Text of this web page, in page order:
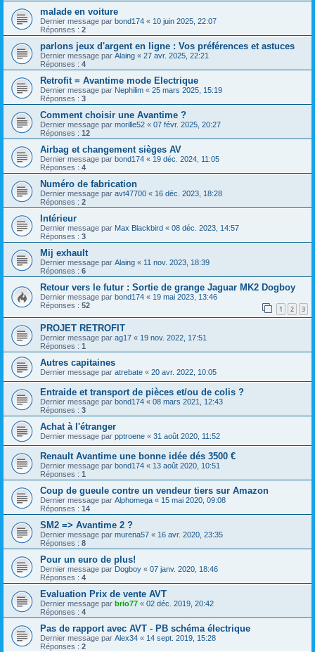
malade en voiture
Dernier message par bond174 « 10 juin 2025, 22:07
Réponses : 2
parlons jeux d'argent en ligne : Vos préférences et astuces
Dernier message par Alaing « 27 avr. 2025, 22:21
Réponses : 4
Retrofit = Avantime mode Electrique
Dernier message par Nephilim « 25 mars 2025, 15:19
Réponses : 3
Comment choisir une Avantime ?
Dernier message par morille52 « 07 févr. 2025, 20:27
Réponses : 12
Airbag et changement sièges AV
Dernier message par bond174 « 19 déc. 2024, 11:05
Réponses : 4
Numéro de fabrication
Dernier message par avt47700 « 16 déc. 2023, 18:28
Réponses : 2
Intérieur
Dernier message par Max Blackbird « 08 déc. 2023, 14:57
Réponses : 3
Mij exhault
Dernier message par Alaing « 11 nov. 2023, 18:39
Réponses : 6
Retour vers le futur : Sortie de grange Jaguar MK2 Dogboy
Dernier message par bond174 « 19 mai 2023, 13:46
Réponses : 52 1 2 3
PROJET RETROFIT
Dernier message par ag17 « 19 nov. 2022, 17:51
Réponses : 1
Autres capitaines
Dernier message par atrebate « 20 avr. 2022, 10:05
Entraide et transport de pièces et/ou de colis ?
Dernier message par bond174 « 08 mars 2021, 12:43
Réponses : 3
Achat à l'étranger
Dernier message par pptroene « 31 août 2020, 11:52
Renault Avantime une bonne idée dés 3500 €
Dernier message par bond174 « 13 août 2020, 10:51
Réponses : 1
Coup de gueule contre un vendeur tiers sur Amazon
Dernier message par Alphomega « 15 mai 2020, 09:08
Réponses : 14
SM2 => Avantime 2 ?
Dernier message par murena57 « 16 avr. 2020, 23:35
Réponses : 8
Pour un euro de plus!
Dernier message par Dogboy « 07 janv. 2020, 18:46
Réponses : 4
Evaluation Prix de vente AVT
Dernier message par brio77 « 02 déc. 2019, 20:42
Réponses : 4
Pas de rapport avec AVT - PB schéma électrique
Dernier message par Alex34 « 14 sept. 2019, 15:28
Réponses : 2